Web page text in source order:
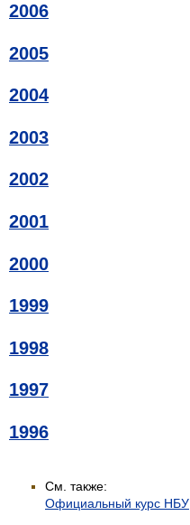
2006
2005
2004
2003
2002
2001
2000
1999
1998
1997
1996
См. также:
Официальный курс НБУ